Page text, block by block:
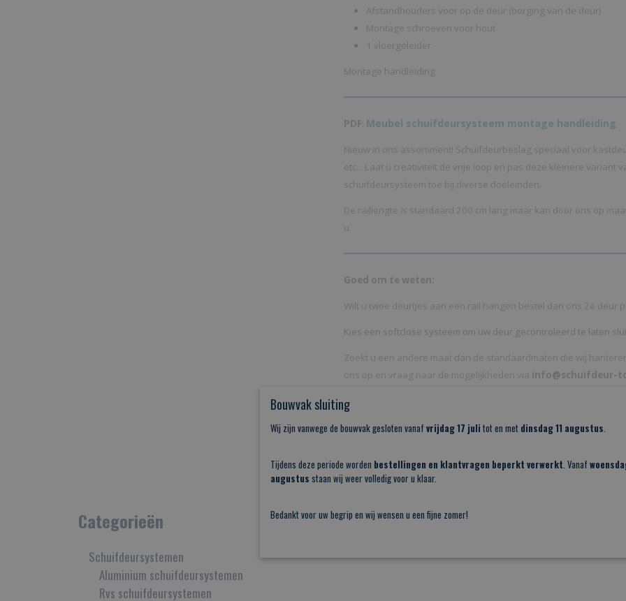
Afstandhouders voor op de deur (borging van de deur)
Montage schroeven voor hout
1 vloergeleider
Montage handleiding
PDF Meubel schuifdeursysteem montage handleiding
Nieuw in ons assortiment! Schuifdeurbeslag speciaal voor
etc... Laat u creativiteit de vrije loop en pas deze kleinere variant
schuifdeursysteem toe bij diverse doeleinden.
De raillengte is standaard 200 cm lang maar kan door ons op
u.
Goed om te weten:
Wilt u twee deurtjes aan een rail hangen bestel dan ons 2e deur
Kies een softclose systeem om uw deur gecontroleerd te laten
Zoekt u een andere maat dan de standaardmaten die wij
ons op en vraag naar de mogelijkheden via info@schuifdeur-
Reacties
Categorieën
Schuifdeursystemen
Aluminium schuifdeursystemen
Rvs schuifdeursystemen
Bouwvak sluiting
Wij zijn vanwege de bouwvak gesloten vanaf vrijdag 17 juli tot en met dinsdag 11 augustus.
Tijdens deze periode worden bestellingen en klantvragen beperkt verwerkt. Vanaf
augustus staan wij weer volledig voor u klaar.
Bedankt voor uw begrip en wij wensen u een fijne zomer!